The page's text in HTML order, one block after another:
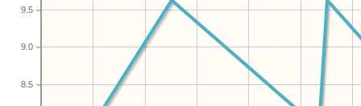
8.5
9.0
9.5